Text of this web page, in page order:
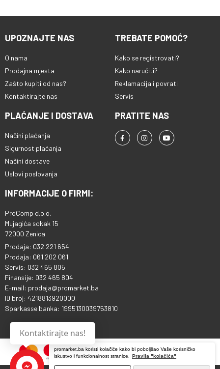
promarket.ba koristi kolačiće kako bi poboljšao Vaše korisničko
iskustvo i funkcionalnost stranice.
Pravila "kolačića"
UPOZNAJTE NAS
O nama
Prodajna mjesta
Zašto kupiti od nas?
Kontaktirajte nas
TREBATE POMOĆ?
Kako se registrovati?
Kako naručiti?
Reklamacija i povrati
Servis
PLAĆANJE I DOSTAVA
Načini plaćanja
Sigurnost plaćanja
Načini dostave
Uslovi poslovanja
PRATITE NAS
INFORMACIJE O FIRMI:
ProComp d.o.o.
Mujagića sokak 15
72000 Zenica
Prodaja: 032 221 654
Prodaja: 061 202 061
Servis: 032 465 805
Finansije: 032 465 804
E-mail: prodaja@promarket.ba
ID broj: 4218813920000
Sparkasse banka: 1995130039753810
Kontaktirajte nas!